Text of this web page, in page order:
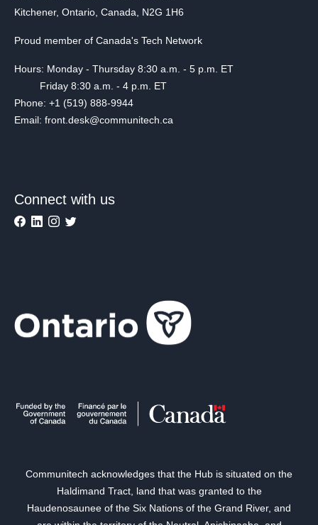
Kitchener, Ontario, Canada, N2G 1H6
Proud member of Canada's Tech Network
Hours: Monday - Thursday 8:30 a.m. - 5 p.m. ET
Friday 8:30 a.m. - 4 p.m. ET
Phone: +1 (519) 888-9944
Email: front.desk@communitech.ca
Connect with us
Communitech acknowledges that the Hub is situated on the
Haldimand Tract, land that was granted to the
Haudenosaunee of the Six Nations of the Grand River, and